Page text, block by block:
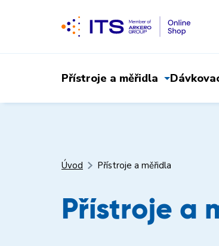
Přístroje a měřidla
Úvod Přístroje a měřidla
Přístroje a